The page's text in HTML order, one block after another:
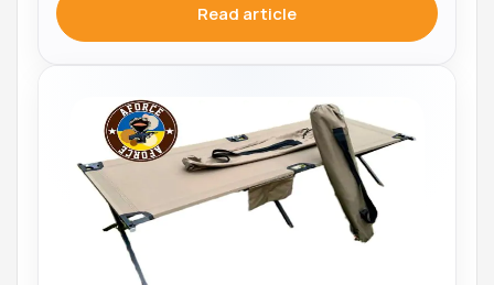
Read article